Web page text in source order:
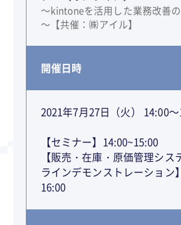
～kintoneを活用した業務改善
～【共催：㈱アイル】
開催日時
2021年7月27日（火） 14:00
【セミナー】14:00~15:00
【販売・在庫・原価管理シス
ラインデモンストレーション
16:00